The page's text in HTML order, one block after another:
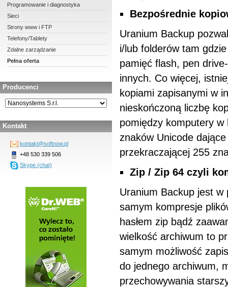
Programowanie i diagnostyka
Sieci
Strony www i FTP
Telefony/Tablety
Zdalne zarządzanie
Pełna oferta
Producenci
Kontakt
kontakt@softnow.pl
+48 530 339 506
Skype (chat)
Bezpośrednie
Uranium Backup
i/lub folderów tam
pamięć flash, pen
innych. Co więcej,
kopiami zapisanymi w
nieskończoną liczbę
pomiędzy komputery w
znaków Unicode
przekraczającej 255
Zip / Zip 64 czyli
Uranium Backup jest w
samym kompresje
hasłem zip bądź
wielkość archiwum to
samym możliwość
do jednego archiwum,
przechowywania